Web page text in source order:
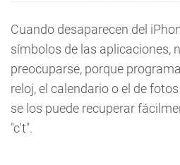
Cuando desaparecen del
símbolos de las aplicaciones,
preocuparse, porque
reloj, el calendario o el de
se los puede recuperar
"c't".